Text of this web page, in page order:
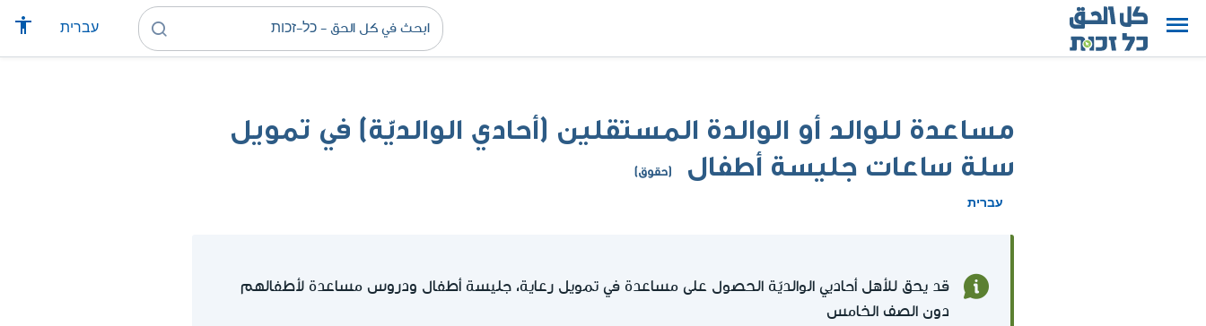
עברית
مساعدة للوالد أو الوالدة المستقلين (أحادي الوالديّة) في تمويل
سلة ساعات جليسة أطفال
(حقوق)
עברית
قد يحق للأهل أحاديي الوالديّة الحصول على مساعدة في تمويل رعاية، جليسة أطفال ودروس مساعدة لأطفالهم
دون الصف الخامس